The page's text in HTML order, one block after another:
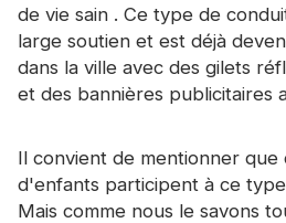
À propos de CHINASTARS
Nouveau produit
Catalogue
Vidéo
de vie sain . Ce type de
large soutien et est déjà
dans la ville avec des gilets
et des bannières publicitaires
Il convient de mentionner que
d'enfants participent à ce
Mais comme nous le savons